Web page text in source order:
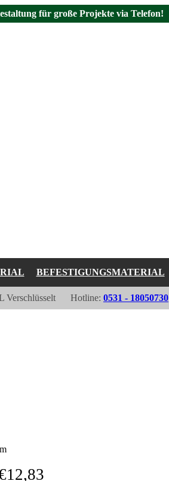
für große Projekte via Telefon!
BEFESTIGUNGSMATERIAL
Verschlüsselt Hotline: 0531 - 18050730
12,83